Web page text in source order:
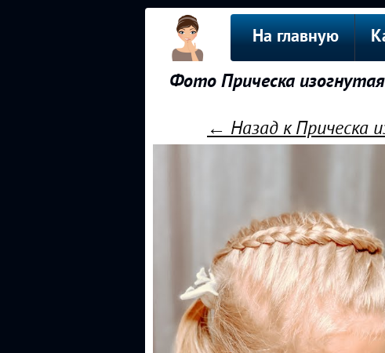
На главную
Фото Прическа
← Назад к Прическа